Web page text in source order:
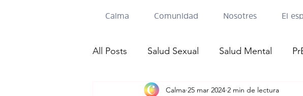
Calma Comunidad Nosotres El
All Posts Salud Sexual Salud Mental
Calma 25 mar 2024 2 min de lectura